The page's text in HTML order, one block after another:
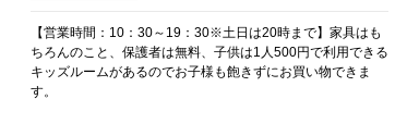
【営業時間：10：30～19：30※土日は20時まで】家具はも
ちろんのこと、保護者は無料、子供は1人500円で利用できる
キッズルームがあるのでお子様も飽きずにお買い物できま
す。